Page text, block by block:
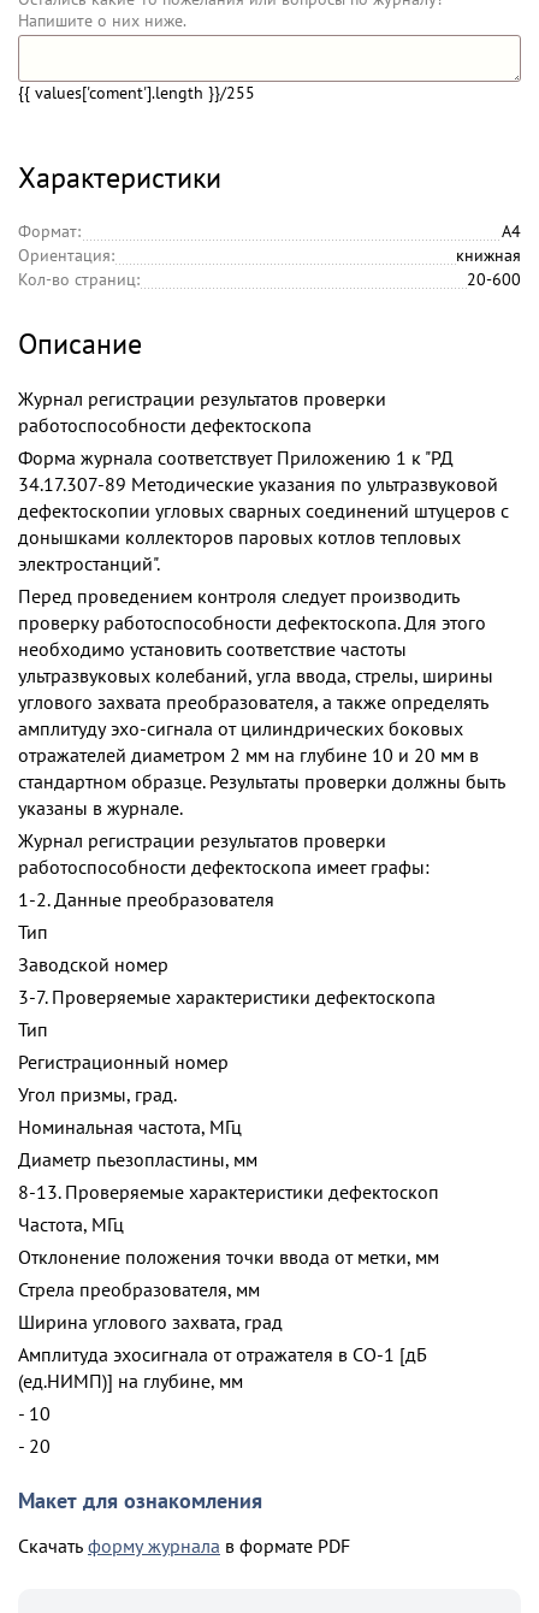
Напишите о них ниже.
{{ values['coment'].length }}/255
Характеристики
Формат:
А4
Ориентация:
книжная
Кол-во страниц:
20-600
Описание
Журнал регистрации результатов проверки
работоспособности дефектоскопа
Форма журнала соответствует Приложению 1 к "РД
34.17.307-89 Методические указания по ультразвуковой
дефектоскопии угловых сварных соединений штуцеров с
донышками коллекторов паровых котлов тепловых
электростанций".
Перед проведением контроля следует производить
проверку работоспособности дефектоскопа. Для этого
необходимо установить соответствие частоты
ультразвуковых колебаний, угла ввода, стрелы, ширины
углового захвата преобразователя, а также определять
амплитуду эхо-сигнала от цилиндрических боковых
отражателей диаметром 2 мм на глубине 10 и 20 мм в
стандартном образце. Результаты проверки должны быть
указаны в журнале.
Журнал регистрации результатов проверки
работоспособности дефектоскопа имеет графы:
1-2. Данные преобразователя
Тип
Заводской номер
3-7. Проверяемые характеристики дефектоскопа
Тип
Регистрационный номер
Угол призмы, град.
Номинальная частота, МГц
Диаметр пьезопластины, мм
8-13. Проверяемые характеристики дефектоскоп
Частота, МГц
Отклонение положения точки ввода от метки, мм
Стрела преобразователя, мм
Ширина углового захвата, град
Амплитуда эхосигнала от отражателя в СО-1 [дБ
(ед.НИМП)] на глубине, мм
- 10
- 20
Макет для ознакомления
Скачать форму журнала в формате PDF